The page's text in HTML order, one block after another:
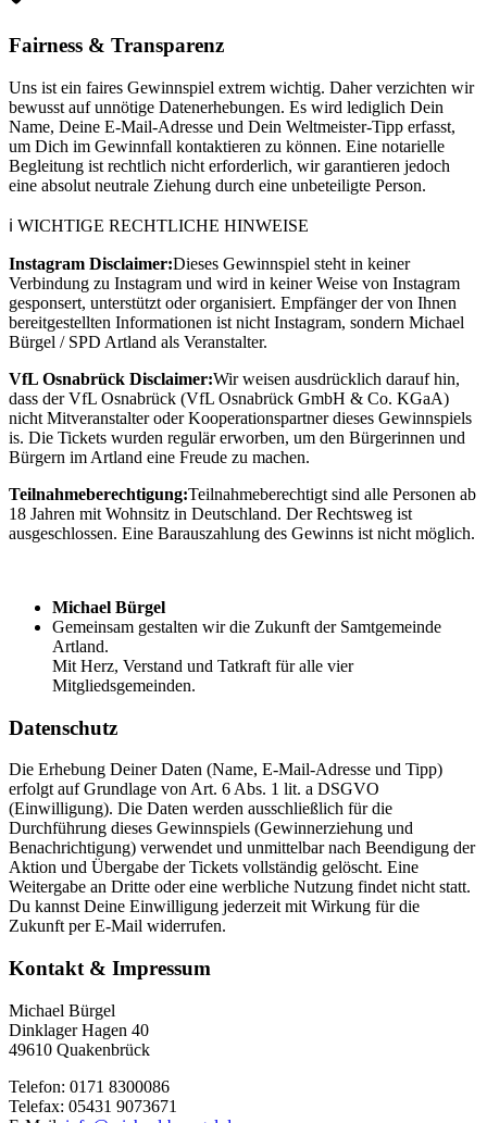
Fairness & Transparenz
Uns ist ein faires Gewinnspiel extrem wichtig. Daher verzichten wir
bewusst auf unnötige Datenerhebungen. Es wird lediglich Dein
Name, Deine E-Mail-Adresse und Dein Weltmeister-Tipp erfasst,
um Dich im Gewinnfall kontaktieren zu können. Eine notarielle
Begleitung ist rechtlich nicht erforderlich, wir garantieren jedoch
eine absolut neutrale Ziehung durch eine unbeteiligte Person.
ℹ WICHTIGE RECHTLICHE HINWEISE
Instagram Disclaimer:Dieses Gewinnspiel steht in keiner
Verbindung zu Instagram und wird in keiner Weise von Instagram
gesponsert, unterstützt oder organisiert. Empfänger der von Ihnen
bereitgestellten Informationen ist nicht Instagram, sondern Michael
Bürgel / SPD Artland als Veranstalter.
VfL Osnabrück Disclaimer:Wir weisen ausdrücklich darauf hin,
dass der VfL Osnabrück (VfL Osnabrück GmbH & Co. KGaA)
nicht Mitveranstalter oder Kooperationspartner dieses Gewinnspiels
is. Die Tickets wurden regulär erworben, um den Bürgerinnen und
Bürgern im Artland eine Freude zu machen.
Teilnahmeberechtigung:Teilnahmeberechtigt sind alle Personen ab
18 Jahren mit Wohnsitz in Deutschland. Der Rechtsweg ist
ausgeschlossen. Eine Barauszahlung des Gewinns ist nicht möglich.
Michael Bürgel
Gemeinsam gestalten wir die Zukunft der Samtgemeinde
Artland.
Mit Herz, Verstand und Tatkraft für alle vier
Mitgliedsgemeinden.
Datenschutz
Die Erhebung Deiner Daten (Name, E-Mail-Adresse und Tipp)
erfolgt auf Grundlage von Art. 6 Abs. 1 lit. a DSGVO
(Einwilligung). Die Daten werden ausschließlich für die
Durchführung dieses Gewinnspiels (Gewinnerziehung und
Benachrichtigung) verwendet und unmittelbar nach Beendigung der
Aktion und Übergabe der Tickets vollständig gelöscht. Eine
Weitergabe an Dritte oder eine werbliche Nutzung findet nicht statt.
Du kannst Deine Einwilligung jederzeit mit Wirkung für die
Zukunft per E-Mail widerrufen.
Kontakt & Impressum
Michael Bürgel
Dinklager Hagen 40
49610 Quakenbrück
Telefon: 0171 8300086
Telefax: 05431 9073671